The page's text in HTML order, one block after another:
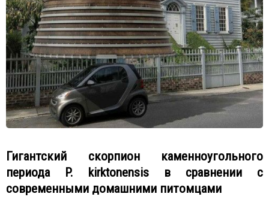
Гигантский скорпион каменноугольного
периода P. kirktonensis в сравнении с
современными домашними питомцами